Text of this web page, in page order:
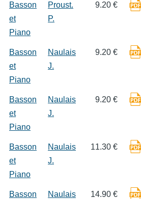
Basson
et
Piano
Proust.
P.
9.20 €
Basson
et
Piano
Naulais
J.
9.20 €
Basson
et
Piano
Naulais
J.
9.20 €
Basson
et
Piano
Naulais
J.
11.30 €
Basson
Naulais
14.90 €